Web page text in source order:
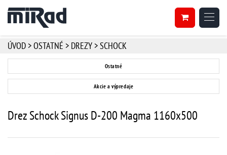
ÚVOD >OSTATNÉ > DREZY >SCHOCK
Ostatné
Akcie a výpredaje
Drez Schock Signus D-200 Magma 1160x500